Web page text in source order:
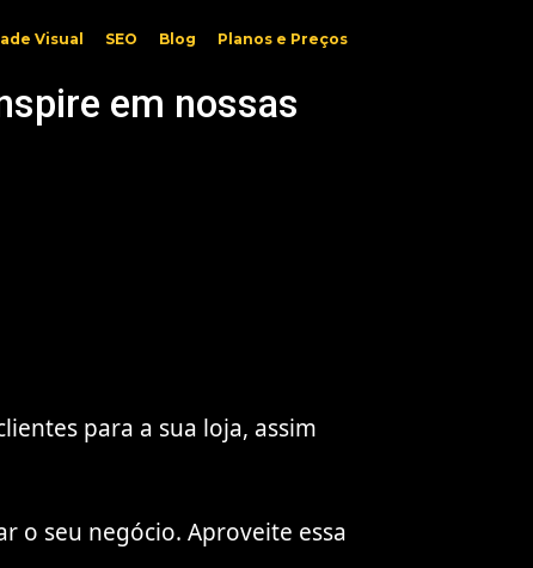
Visual SEO Blog Planos e Preços
em nossas
para a sua loja, assim
o seu negócio. Aproveite essa